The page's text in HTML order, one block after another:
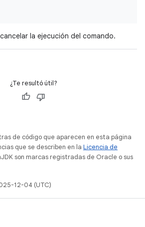
la ejecución del comando.
¿Te resultó útil?
de código que aparecen en esta página
que se describen en la Licencia de
son marcas registradas de Oracle o sus
12-04 (UTC)